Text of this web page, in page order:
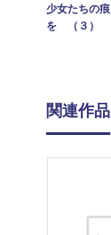
少女たちの
を （３）
関連作品